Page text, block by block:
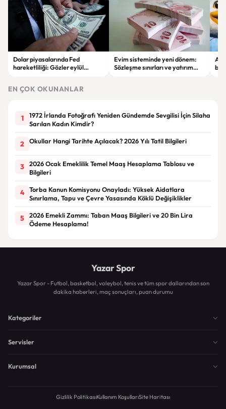
Dolar piyasalarında Fed
hareketliliği: Gözler eylül
Evim sisteminde yeni dönem:
Sözleşme sınırları ve yatırım
EN ÇOK OKUNANLAR
1
1972 İrlanda Fotoğrafı Yeniden Gündemde Sevgilisi İçin Silaha
Sarılan Kadın Kimdir?
2 Okullar Hangi Tarihte Açılacak? 2026 Yılı Tatil Bilgileri
3
2026 Ocak Emeklilik Temel Maaş Hesaplama Tablosu ve
Bilgileri
4
Torba Kanun Komisyonu Onayladı: Yüksek Aidatlara
Sınırlama, Tapu ve Çevre Yasasında Köklü Değişiklikler
5
2026 Emekli Zammı: Taban Maaş Bilgileri ve 20 Bin Lira
Ödeme Hesaplama!
Yazar Spor
Yazar Spor - Futbol, basketbol, voleybol, tenis ve tüm spor dallarından son
dakika haberleri, maç sonuçları, puan durumu
Kategoriler
Servisler
Kurumsal
Gizlilik PolitikasıKullanım KoşullarıSite Haritası